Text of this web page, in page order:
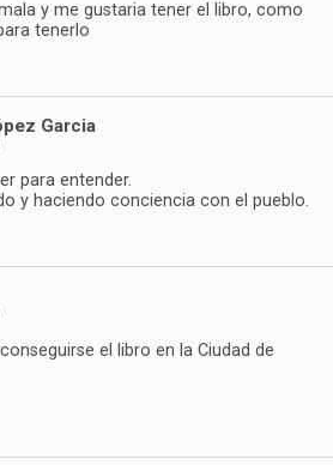
y me gustaria tener el libro, como
tenerlo
Garcia
para entender.
y haciendo conciencia con el pueblo.
el libro en la Ciudad de